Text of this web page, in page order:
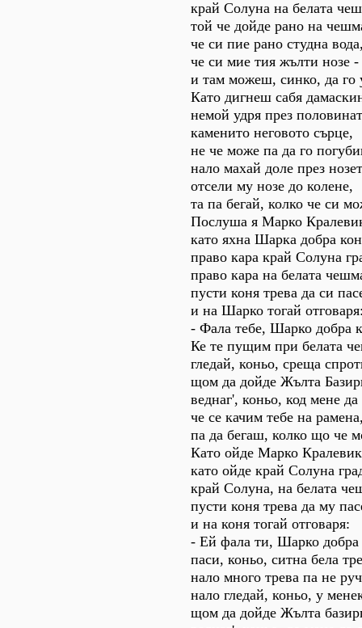
край Солуна на белата
той че дойде рано на
че си пие рано студна
че си мие тия жълти нозе -
и там можеш, синко, да
Като дигнеш сабя
немой удря през
каменито неговото сърце,
не че може па да го
нало махай доле през
отсели му нозе до колене,
та па бегай, колко че си
Послуша я Марко
като яхна Шарка добра
право кара край Солуна
право кара на белата
пусти коня трева да си
и на Шарко тогай
- Фала тебе, Шарко добра
Ке те пущим при белата
гледай, коньо, среща
щом да дойде Жълта
веднаг', коньо, код мене
че се качим тебе на
па да бегаш, колко що че
Като ойде Марко
като ойде край Солуна
край Солуна, на белата
пусти коня трева да му
и на коня тогай отговаря:
- Ей фала ти, Шарко добра
паси, коньо, ситна бела
нало много трева па не
нало гледай, коньо, у
щом да дойде Жълта